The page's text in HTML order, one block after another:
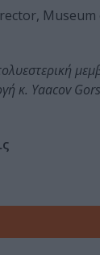
κ. Yaacov